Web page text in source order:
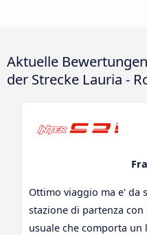
Aktuelle
der Strecke Lauria -
Ottimo viaggio ma e' da
stazione di partenza
usuale che comporta